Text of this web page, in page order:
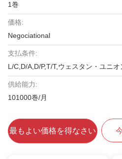
1巻
価格:
Negociational
支払条件:
L/C,D/A,D/P,T/T,ウェスタン・ユニ
供給能力:
101000巻/月
最もよい価格を得なさい